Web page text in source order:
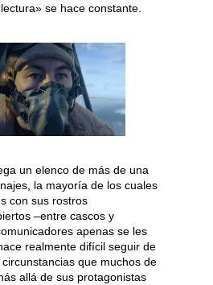
se hace constante.
un elenco de más de una
la mayoría de los cuales
con sus rostros
–entre cascos y
apenas se les
realmente difícil seguir de
que muchos de
allá de sus protagonistas